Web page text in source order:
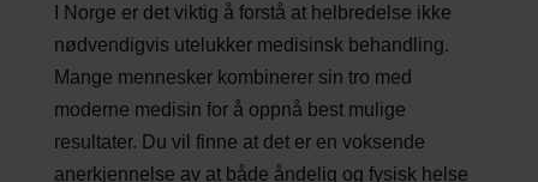
I Norge er det viktig å forstå at helbredelse ikke
nødvendigvis utelukker medisinsk behandling.
Mange mennesker kombinerer sin tro med
moderne medisin for å oppnå best mulige
resultater. Du vil finne at det er en voksende
anerkjennelse av at både åndelig og fysisk helse